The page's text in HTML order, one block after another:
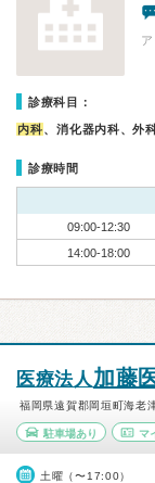
診療科目：
内科、消化器内科、外
診療時間
09:00-12:30
14:00-18:00
医療法人加藤
福岡県遠賀郡岡垣町海老
駐車場あり マ
土曜（〜17:00）